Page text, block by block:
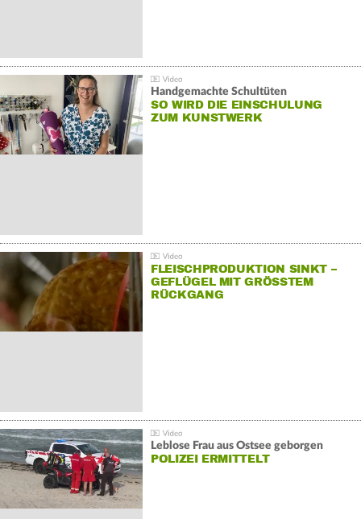
Handgemachte Schultüten
SO WIRD DIE EINSCHULUNG
ZUM KUNSTWERK
FLEISCHPRODUKTION SINKT –
GEFLÜGEL MIT GRÖSSTEM R
ÜCKGANG
Leblose Frau aus Ostsee geborgen
POLIZEI ERMITTELT